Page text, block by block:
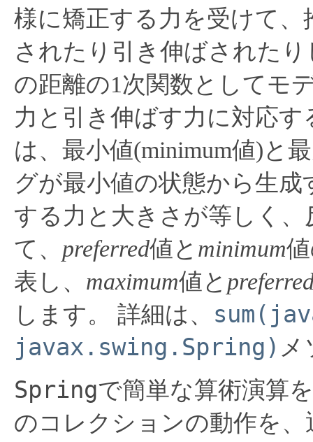
様に矯正する力を受けて、
されたり引き伸ばされた
の距離の1次関数としてモ
力と引き伸ばす力に対応
は、最小値(minimum値)と
グが最小値の状態から生
する力と大きさが等しく
て、 preferred値と minimum
表し、 maximum値と
します。
詳細は、
javax.swing.Spring) メ
Springで簡単な算術演算
のコレクションの動作を